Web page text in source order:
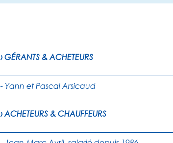
› GÉRANTS & ACHETEURS
- Yann et Pascal Arsicaud
› ACHETEURS & CHAUFFEURS